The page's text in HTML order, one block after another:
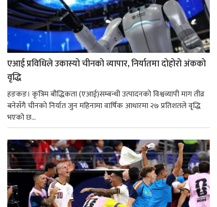
एआई प्रविधिले उकास्यो चीनको व्यापार, निर्यातमा दोहोरो अंकको
वृद्धि
हङकङ। कृत्रिम बौद्धिकता (एआई)सम्बन्धी उत्पादनको विश्वव्यापी माग तीव्र
बनेसँगै चीनको निर्यात जुन महिनामा वार्षिक आधारमा २७ प्रतिशतले वृद्धि
भएको छ...